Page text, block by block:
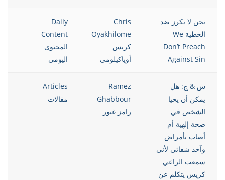
نحن لا نكرز ضد
الخطية We
Don’t Preach
Against Sin
Chris
Oyakhilome
كريس
أوياكيلومي
Daily
Content
المحتوى
اليومي
س & ج: هل
يمكن أن يحيا
الشخص في
صحة إلهية أم
أصاب بأمراض
وآخذ شفائي لأني
سمعت الراعي
كريس يتكلم عن
Ramez
Ghabbour
رامز غبور
Articles
مقالات